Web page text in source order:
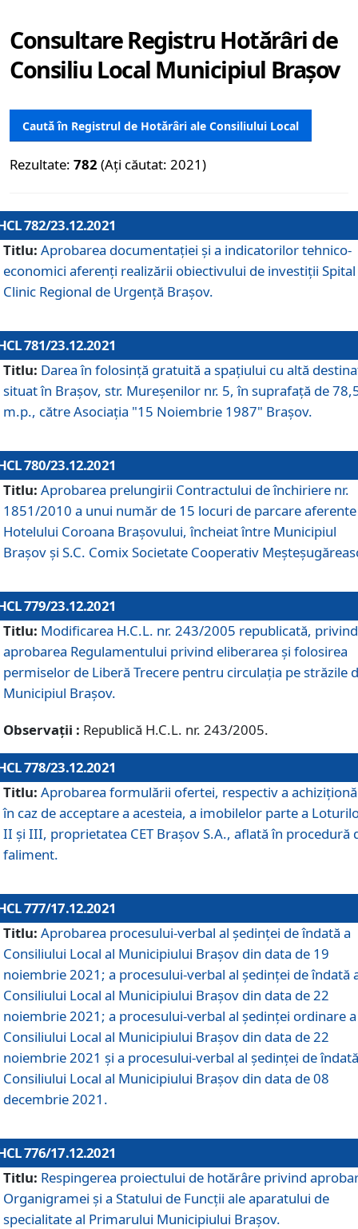
Consultare Registru Hotărâri de
Consiliu Local Municipiul Brașov
Caută în Registrul de Hotărâri ale Consiliului Local
Rezultate: 782 (Ați căutat: 2021)
782/23.12.2021
Titlu: Aprobarea documentației și a indicatorilor tehnico-
economici aferenți realizării obiectivului de investiții Spital
Clinic Regional de Urgență Brașov.
781/23.12.2021
Titlu: Darea în folosinţă gratuită a spaţiului cu altă
situat în Braşov, str. Mureşenilor nr. 5, în suprafaţă de
m.p., către Asociaţia "15 Noiembrie 1987" Braşov.
780/23.12.2021
Titlu: Aprobarea prelungirii Contractului de închiriere nr.
1851/2010 a unui număr de 15 locuri de parcare aferente
Hotelului Coroana Brașovului, încheiat între Municipiul
Braşov şi S.C. Comix Societate Cooperativ
779/23.12.2021
Titlu: Modificarea H.C.L. nr. 243/2005 republicată, privind
aprobarea Regulamentului privind eliberarea şi folosirea
permiselor de Liberă Trecere pentru circulația pe străzile
Municipiul Braşov.
Observații : Republică H.C.L. nr. 243/2005.
778/23.12.2021
Titlu: Aprobarea formulării ofertei, respectiv a
în caz de acceptare a acesteia, a imobilelor parte a
II și III, proprietatea CET Brașov S.A., aflată în procedură
faliment.
777/17.12.2021
Titlu: Aprobarea procesului-verbal al şedinţei de îndată a
Consiliului Local al Municipiului Braşov din data de 19
noiembrie 2021; a procesului-verbal al şedinţei de îndată
Consiliului Local al Municipiului Braşov din data de 22
noiembrie 2021; a procesului-verbal al şedinţei ordinare a
Consiliului Local al Municipiului Braşov din data de 22
noiembrie 2021 și a procesului-verbal al şedinţei de
Consiliului Local al Municipiului Braşov din data de 08
decembrie 2021.
776/17.12.2021
Titlu: Respingerea proiectului de hotărâre privind
Organigramei şi a Statului de Funcţii ale aparatului de
specialitate al Primarului Municipiului Braşov.